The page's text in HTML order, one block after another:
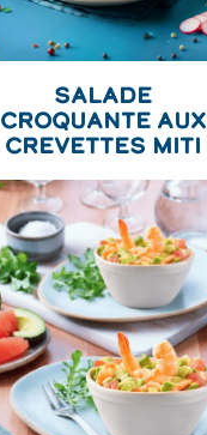
Salade
Croquante aux
Crevettes Miti